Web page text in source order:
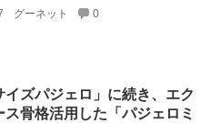
グーネット 0
イズパジェロ」に続き、エク
ス骨格活用した「パジェロミ